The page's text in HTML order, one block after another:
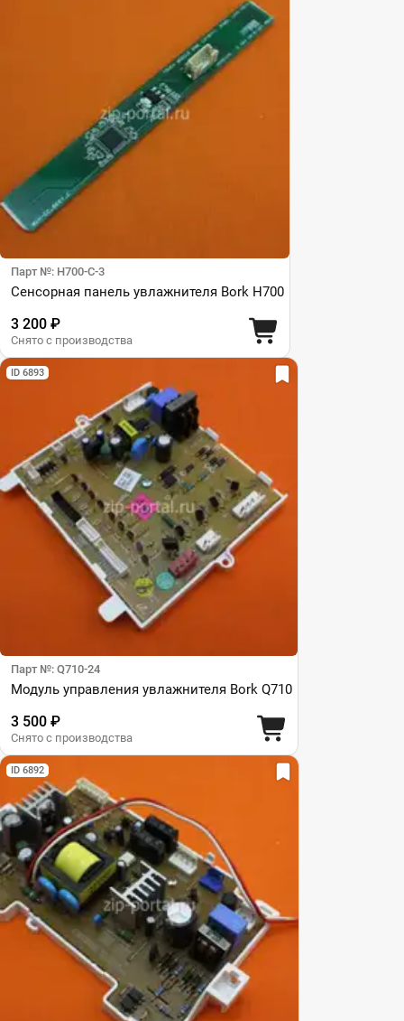
Парт №: H700-C-3
Сенсорная панель увлажнителя Bork H700
3 200 ₽
Снято с производства
ID 6893
Парт №: Q710-24
Модуль управления увлажнителя Bork Q710
3 500 ₽
Снято с производства
ID 6892